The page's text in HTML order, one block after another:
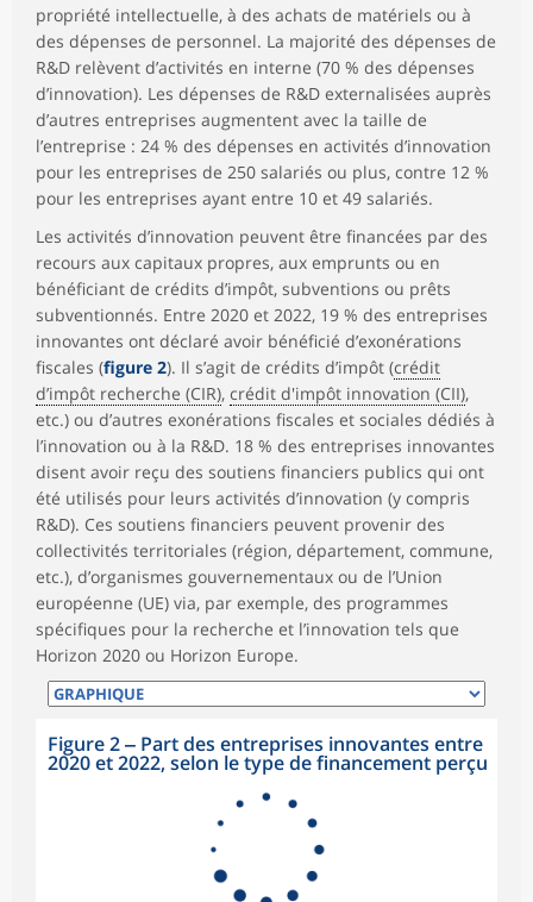
propriété intellectuelle, à des achats de matériels ou à
des dépenses de personnel. La majorité des dépenses de
R&D relèvent d’activités en interne (70 % des dépenses
d’innovation). Les dépenses de R&D externalisées auprès
d’autres entreprises augmentent avec la taille de
l’entreprise : 24 % des dépenses en activités d’innovation
pour les entreprises de 250 salariés ou plus, contre 12 %
pour les entreprises ayant entre 10 et 49 salariés.
Les activités d’innovation peuvent être financées par des
recours aux capitaux propres, aux emprunts ou en
bénéficiant de crédits d’impôt, subventions ou prêts
subventionnés. Entre 2020 et 2022, 19 % des entreprises
innovantes ont déclaré avoir bénéficié d’exonérations
fiscales (figure 2). Il s’agit de crédits d’impôt (crédit
d’impôt recherche (CIR), crédit d'impôt innovation (CII),
etc.) ou d’autres exonérations fiscales et sociales dédiés à
l’innovation ou à la R&D. 18 % des entreprises innovantes
disent avoir reçu des soutiens financiers publics qui ont
été utilisés pour leurs activités d’innovation (y compris
R&D). Ces soutiens financiers peuvent provenir des
collectivités territoriales (région, département, commune,
etc.), d’organismes gouvernementaux ou de l’Union
européenne (UE) via, par exemple, des programmes
spécifiques pour la recherche et l’innovation tels que
Horizon 2020 ou Horizon Europe.
Figure 2 ‒ Part des entreprises innovantes entre
2020 et 2022, selon le type de financement perçu